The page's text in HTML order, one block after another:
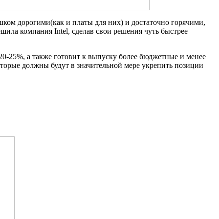
дорогими(как и платы для них) и достаточно горячими,
компания Intel, сделав свои решения чуть быстрее
а также готовит к выпуску более бюджетные и менее
должны будут в значительной мере укрепить позиции